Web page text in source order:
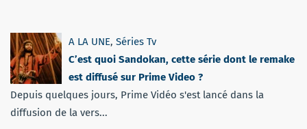
A LA UNE, Séries Tv
C’est quoi Sandokan, cette série dont le remake
est diffusé sur Prime Video ?
Depuis quelques jours, Prime Vidéo s'est lancé dans la
diffusion de la vers...